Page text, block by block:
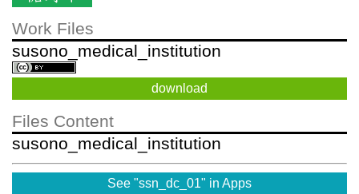
Work Files
susono_medical_institution
download
Files Content
susono_medical_institution
See "ssn_dc_01" in Apps